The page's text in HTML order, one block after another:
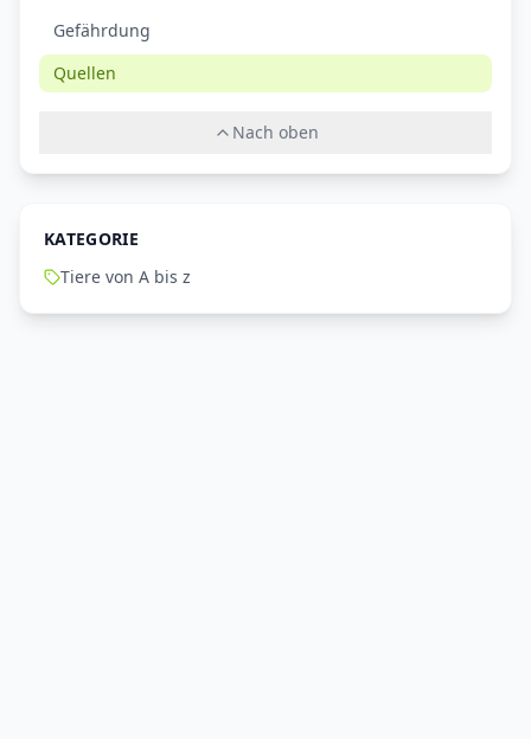
Gefährdung
Quellen
Nach oben
KATEGORIE
Tiere von A bis z